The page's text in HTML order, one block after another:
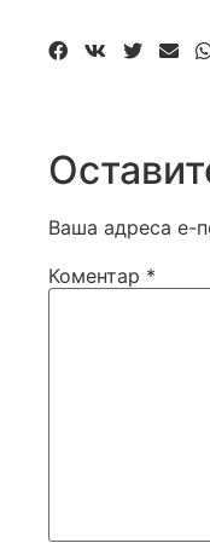
Ваша адреса е-
Коментар *